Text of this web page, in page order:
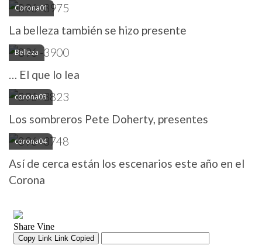
Corona01
La belleza también se hizo presente
Belleza
… El que lo lea
corona03
Los sombreros Pete Doherty, presentes
corona04
Así de cerca están los escenarios este año en el
Corona